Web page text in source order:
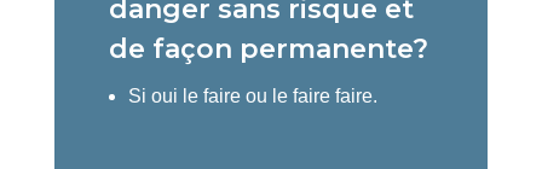
danger sans risque et
de façon permanente?
Si oui le faire ou le faire faire.